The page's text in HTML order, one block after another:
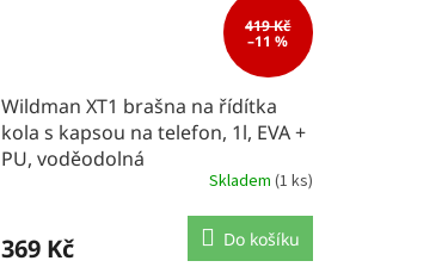
419 Kč
–11 %
Wildman XT1 brašna na řídítka
kola s kapsou na telefon, 1l, EVA +
PU, voděodolná
Skladem (1 ks)
369 Kč Do košíku